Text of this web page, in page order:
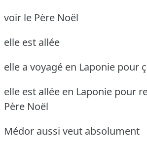
voir le Père Noël
elle est allée
elle a voyagé en Laponie pour
elle est allée en Laponie pour
Père Noël
Médor aussi veut absolument